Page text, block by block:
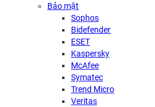
Bảo mật
Sophos
Bidefender
ESET
Kaspersky
McAfee
Symatec
Trend Micro
Veritas